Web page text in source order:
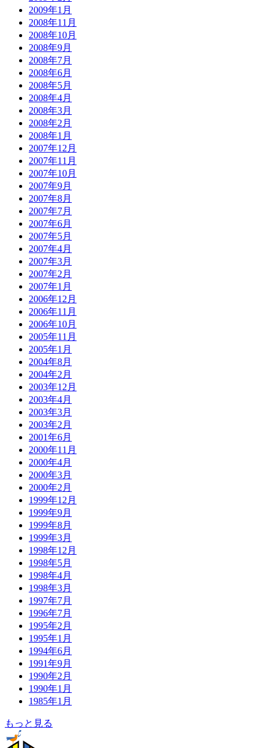
2009年1月
2008年11月
2008年10月
2008年9月
2008年7月
2008年6月
2008年5月
2008年4月
2008年3月
2008年2月
2008年1月
2007年12月
2007年11月
2007年10月
2007年9月
2007年8月
2007年7月
2007年6月
2007年5月
2007年4月
2007年3月
2007年2月
2007年1月
2006年12月
2006年11月
2006年10月
2005年11月
2005年1月
2004年8月
2004年2月
2003年12月
2003年4月
2003年3月
2003年2月
2001年6月
2000年11月
2000年4月
2000年3月
2000年2月
1999年12月
1999年9月
1999年8月
1999年3月
1998年12月
1998年5月
1998年4月
1998年3月
1997年7月
1996年7月
1995年2月
1995年1月
1994年6月
1991年9月
1990年2月
1990年1月
1985年1月
もっと見る